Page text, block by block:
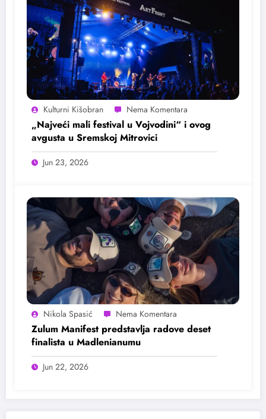
Kulturni Kišobran
„Najveći mali festival u Vojvodini“ i ovog
avgusta u Sremskoj Mitrovici
Jun 23, 2026
Nikola Spasić
Zulum Manifest predstavlja radove deset
finalista u Madlenianumu
Jun 22, 2026